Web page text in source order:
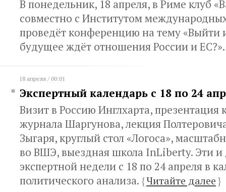
В понедельник, 18 апреля, в Риме клуб
совместно с Институтом
проведёт конференцию на тему «Выйти
будущее ждёт отношения России и
18 апреля / 00:01
Экспертный календарь с 18 по 24
Визит в Россию Инглхарта, презентация
журнала Шаргунова, лекция
Зыгаря, круглый стол «Логоса»,
во ВШЭ, выездная школа InLiberty. Эти и
экспертной недели с 18 по 24 апреля в
политического анализа. {Читайте далее}